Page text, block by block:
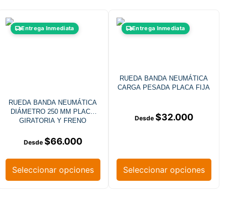
Entrega Inmediata
RUEDA BANDA NEUMÁTICA
DIÁMETRO 250 MM PLACA
GIRATORIA Y FRENO
$66.000
Seleccionar opciones
Entrega Inmediata
RUEDA BANDA NEUMÁTICA
CARGA PESADA PLACA FIJA
$32.000
Seleccionar opciones